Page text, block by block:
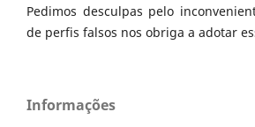
Pedimos desculpas pelo
de perfis falsos nos obriga a adotar
Informações